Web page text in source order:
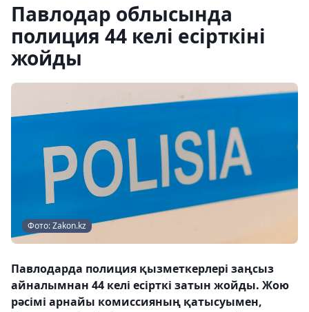
Павлодар облысында
полиция 44 келі есірткіні
жойды
Фото: Zakon.kz
Павлодарда полиция қызметкерлері заңсыз
айналымнан 44 келі есірткі затын жойды. Жою
рәсімі арнайы комиссияның қатысуымен,